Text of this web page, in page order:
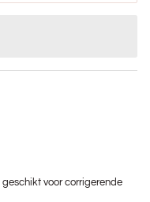
voor corrigerende